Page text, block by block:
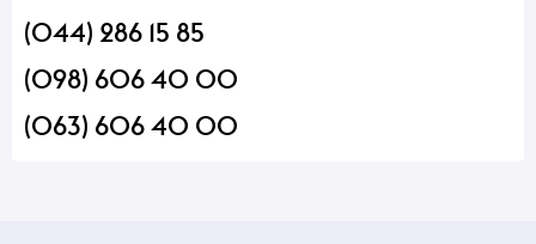
(044) 286 15 85
(098) 606 40 00
(063) 606 40 00